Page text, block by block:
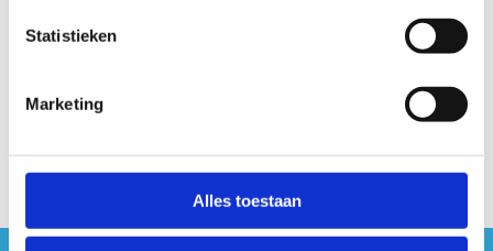
Statistieken
Marketing
Alles toestaan